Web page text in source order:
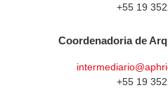
+55 19
Coordenadoria de
+55 19